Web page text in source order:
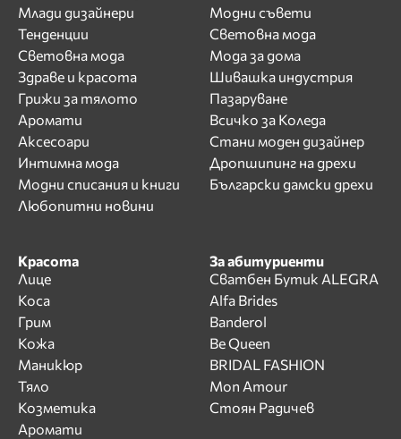
Млади дизайнери
Тенденции
Световна мода
Здраве и красота
Грижи за тялото
Аромати
Аксесоари
Интимна мода
Модни списания и книги
Любопитни новини
Модни съвети
Световна мода
Мода за дома
Шивашка индустрия
Пазаруване
Всичко за Коледа
Стани моден дизайнер
Дропшипинг на дрехи
Български дамски дрехи
Красота
Лице
Коса
Грим
Кожа
Маникюр
Тяло
Козметика
Аромати
За абитуриенти
Сватбен Бутик ALEGRA
Alfa Brides
Banderol
Be Queen
BRIDAL FASHION
Mon Amour
Стоян Радичев